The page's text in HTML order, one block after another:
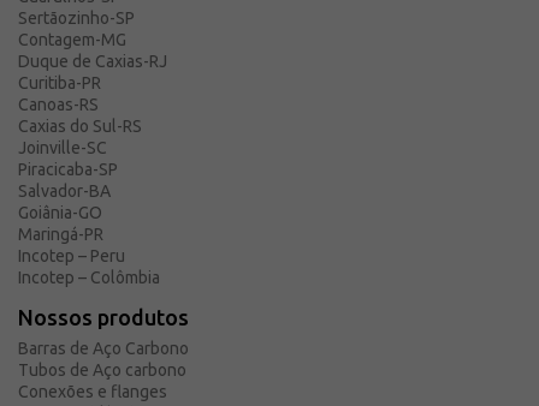
Sertãozinho-SP
Contagem-MG
Duque de Caxias-RJ
Curitiba-PR
Canoas-RS
Caxias do Sul-RS
Joinville-SC
Piracicaba-SP
Salvador-BA
Goiânia-GO
Maringá-PR
Incotep – Peru
Incotep – Colômbia
Nossos produtos
Barras de Aço Carbono
Tubos de Aço carbono
Conexões e flanges